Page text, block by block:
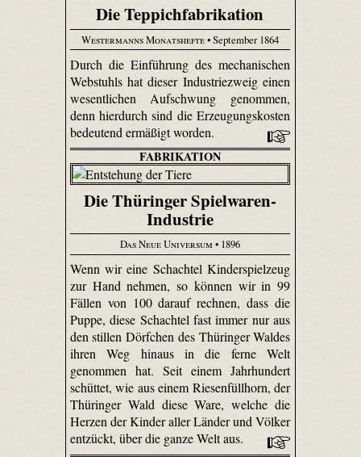
Die Teppichfabrikation
Westermanns Monatshefte• September 1864
Durch die Einführung des mechanischen
Webstuhls hat dieser Industriezweig einen
wesentlichen Aufschwung genommen,
denn hierdurch sind die Erzeugungskosten
bedeutend ermäßigt worden.
FABRIKATION
Die Thüringer Spielwaren-
Industrie
Das Neue Universum• 1896
Wenn wir eine Schachtel Kinderspielzeug
zur Hand nehmen, so können wir in 99
Fällen von 100 darauf rechnen, dass die
Puppe, diese Schachtel fast immer nur aus
den stillen Dörfchen des Thüringer Waldes
ihren Weg hinaus in die ferne Welt
genommen hat. Seit einem Jahrhundert
schüttet, wie aus einem Riesenfüllhorn, der
Thüringer Wald diese Ware, welche die
Herzen der Kinder aller Länder und Völker
entzückt, über die ganze Welt aus.